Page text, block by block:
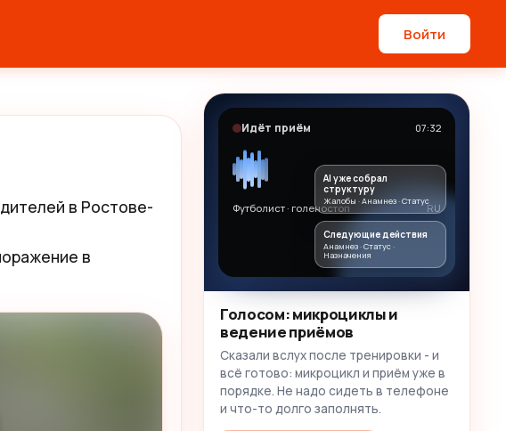
Войти
в Ростове-
в
Идёт приём 07:32
Футболист · голеностоп RU
AI уже собрал
структуру
Жалобы · Анамнез · Статус
Следующие действия
Анамнез · Статус ·
Назначения
Голосом: микроциклы и
ведение приёмов
Сказали вслух после тренировки - и
всё готово: микроцикл и приём уже в
порядке. Не надо сидеть в телефоне
и что-то долго заполнять.